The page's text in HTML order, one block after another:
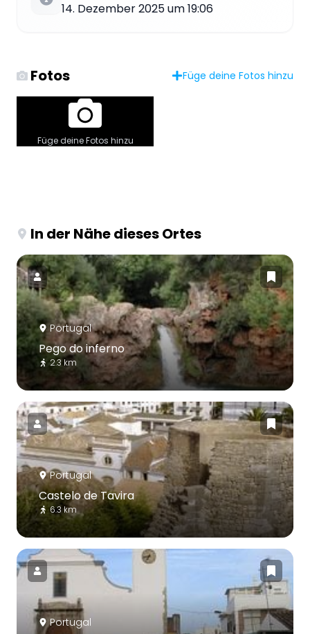
14. Dezember 2025 um 19:06
Fotos Füge deine Fotos hinzu
Füge deine Fotos hinzu
In der Nähe dieses Ortes
Portugal
Pego do inferno
2.3 km
Portugal
Castelo de Tavira
6.3 km
Portugal